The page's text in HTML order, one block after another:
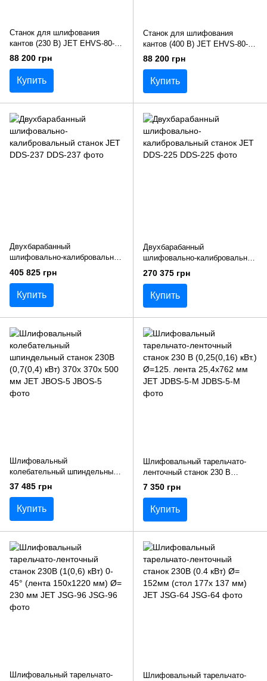
Станок для шлифования
кантов (230 В) JET EHVS-80-
230
88 200 грн
Купить
Станок для шлифования
кантов (400 В) JET EHVS-80-
400
88 200 грн
Купить
Двухбарабанный
шлифовально-калибровальный
станок JET DDS-237
405 825 грн
Купить
Двухбарабанный
шлифовально-калибровальный
станок JET DDS-225
270 375 грн
Купить
Шлифовальный
колебательный шпиндельный
станок 230В (0,7(0,4) кВт) 370х
370х 500 мм JET JBOS-5
37 485 грн
Купить
Шлифовальный тарельчато-
ленточный станок 230 В
(0,25(0,16) кВт.) Ø=125. лента
25,4х762 мм JET JDBS-5-M
7 350 грн
Купить
Шлифовальный тарельчато-
Шлифовальный тарельчато-